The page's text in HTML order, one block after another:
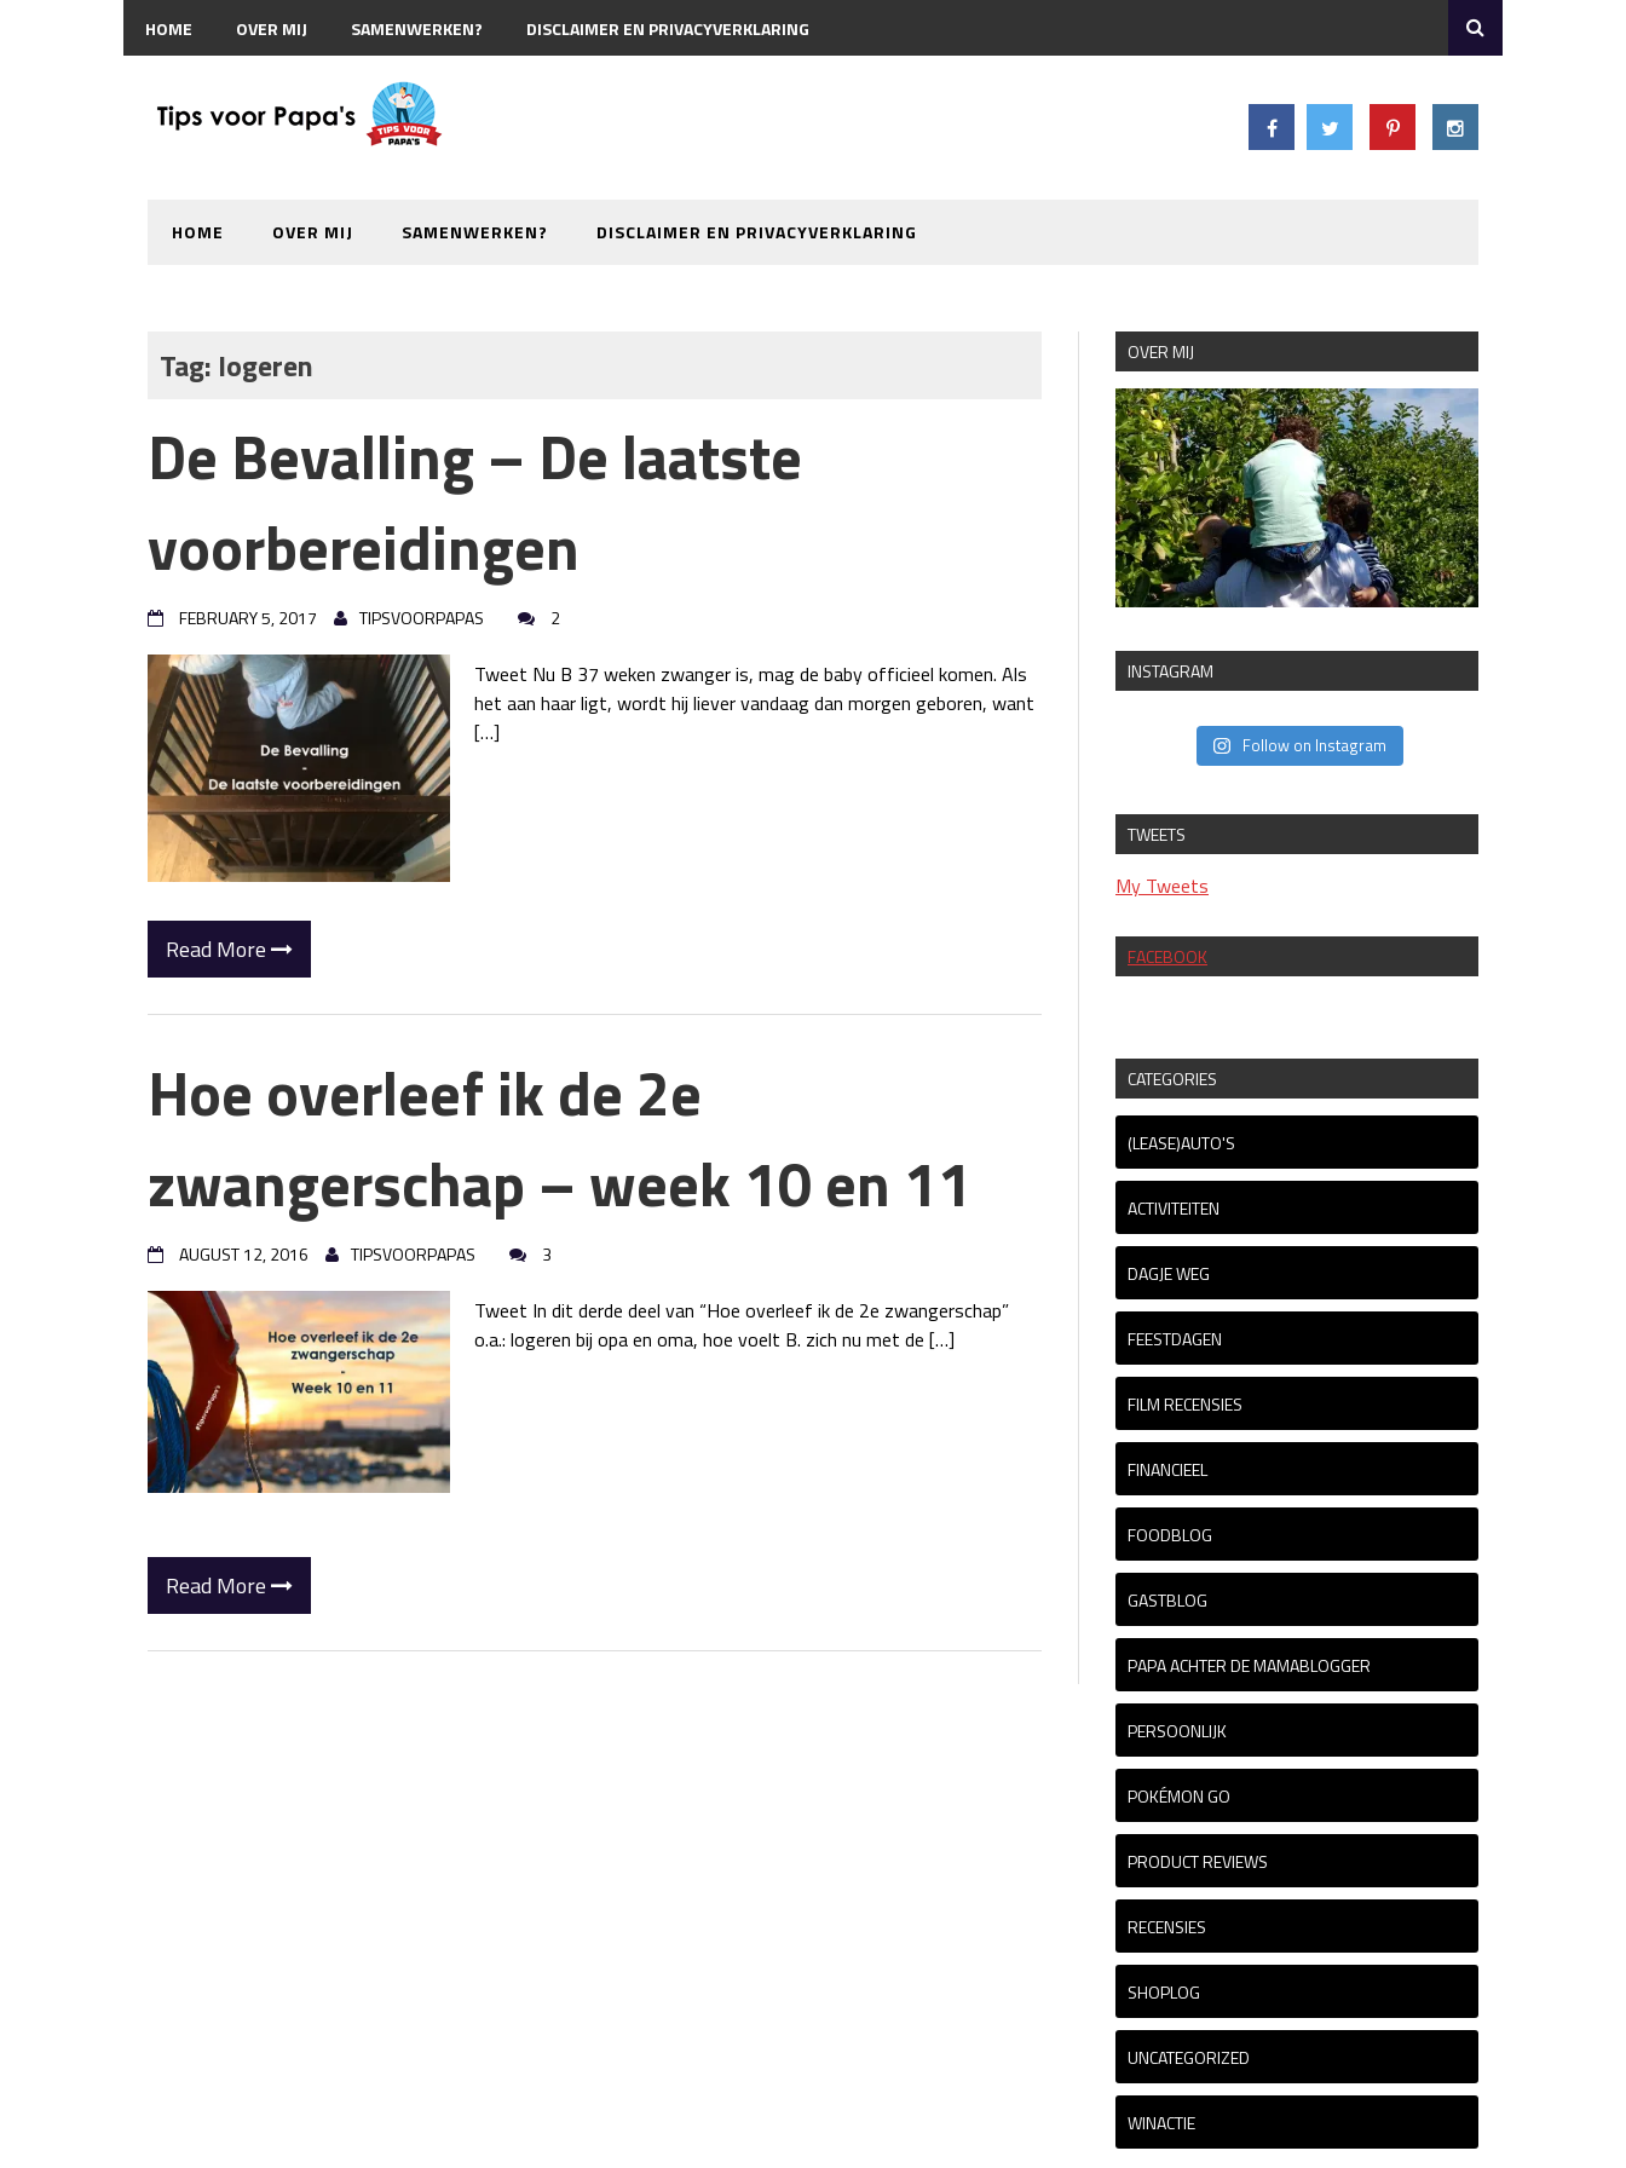
HOME OVER MIJ SAMENWERKEN? DISCLAIMER EN PRIVACYVERKLARING
HOME OVER MIJ SAMENWERKEN? DISCLAIMER EN PRIVACYVERKLARING
Tag: logeren
De Bevalling – De laatste
voorbereidingen
FEBRUARY 5, 2017 TIPSVOORPAPAS 2
Tweet Nu B 37 weken zwanger is, mag de baby officieel komen. Als
het aan haar ligt, wordt hij liever vandaag dan morgen geboren, want
[…]
Read More
Hoe overleef ik de 2e
zwangerschap – week 10 en 11
AUGUST 12, 2016 TIPSVOORPAPAS 3
Tweet In dit derde deel van “Hoe overleef ik de 2e zwangerschap”
o.a.: logeren bij opa en oma, hoe voelt B. zich nu met de […]
Read More
OVER MIJ
INSTAGRAM
Follow on Instagram
TWEETS
My Tweets
FACEBOOK
CATEGORIES
(LEASE)AUTO'S
ACTIVITEITEN
DAGJE WEG
FEESTDAGEN
FILM RECENSIES
FINANCIEEL
FOODBLOG
GASTBLOG
PAPA ACHTER DE MAMABLOGGER
PERSOONLIJK
POKÉMON GO
PRODUCT REVIEWS
RECENSIES
SHOPLOG
UNCATEGORIZED
WINACTIE